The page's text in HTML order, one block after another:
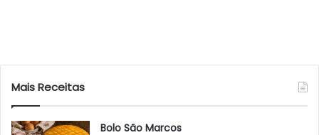
Mais Receitas
Bolo São Marcos